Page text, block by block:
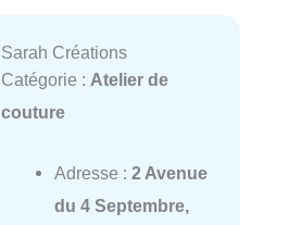
Sarah Créations
Catégorie : Atelier de
couture
Adresse : 2 Avenue
du 4 Septembre,